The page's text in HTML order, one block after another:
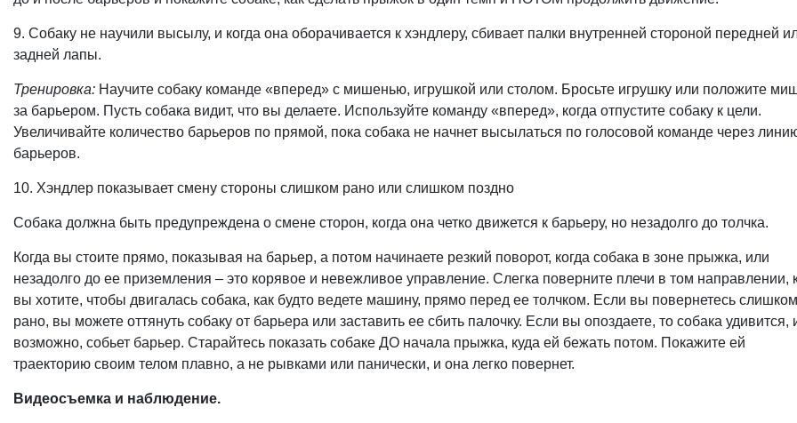
9. Собаку не научили высылу, и когда она оборачивается к хэндлеру, сбивает палки внутренней стороной передней
задней лапы.
Тренировка: Научите собаку команде «вперед» с мишенью, игрушкой или столом. Бросьте игрушку или положите
за барьером. Пусть собака видит, что вы делаете. Используйте команду «вперед», когда отпустите собаку к цели.
Увеличивайте количество барьеров по прямой, пока собака не начнет высылаться по голосовой команде через
барьеров.
10. Хэндлер показывает смену стороны слишком рано или слишком поздно
Собака должна быть предупреждена о смене сторон, когда она четко движется к барьеру, но незадолго до толчка.
Когда вы стоите прямо, показывая на барьер, а потом начинаете резкий поворот, когда собака в зоне прыжка, или
незадолго до ее приземления – это корявое и невежливое управление. Слегка поверните плечи в том направлении,
вы хотите, чтобы двигалась собака, как будто ведете машину, прямо перед ее толчком. Если вы повернетесь слишком
рано, вы можете оттянуть собаку от барьера или заставить ее сбить палочку. Если вы опоздаете, то собака удивится,
возможно, собьет барьер. Старайтесь показать собаке ДО начала прыжка, куда ей бежать потом. Покажите ей
траекторию своим телом плавно, а не рывками или панически, и она легко повернет.
Видеосъемка и наблюдение.